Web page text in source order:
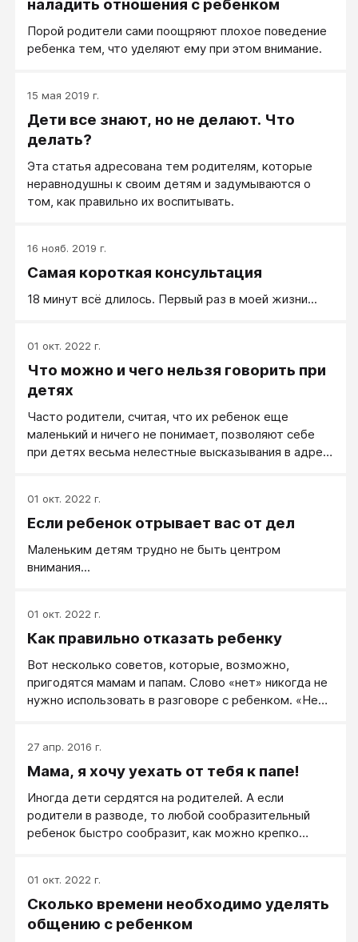
наладить отношения с ребенком
Порой родители сами поощряют плохое поведение
ребенка тем, что уделяют ему при этом внимание.
15 мая 2019 г.
Дети все знают, но не делают. Что
делать?
Эта статья адресована тем родителям, которые
неравнодушны к своим детям и задумываются о
том, как правильно их воспитывать.
16 нояб. 2019 г.
Самая короткая консультация
18 минут всё длилось. Первый раз в моей жизни...
01 окт. 2022 г.
Что можно и чего нельзя говорить при
детях
Часто родители, считая, что их ребенок еще
маленький и ничего не понимает, позволяют себе
при детях весьма нелестные высказывания в адрес
01 окт. 2022 г.
Если ребенок отрывает вас от дел
Маленьким детям трудно не быть центром
внимания...
01 окт. 2022 г.
Как правильно отказать ребенку
Вот несколько советов, которые, возможно,
пригодятся мамам и папам. Слово «нет» никогда не
нужно использовать в разговоре с ребенком. «Нет»
играть с ней. Возможно, что в сознании ребенка
отложится мысль: «В жизни есть вещи, которых я
неопределенно: возможно, вероятно, постараемся,
при условии, что...
27 апр. 2016 г.
Мама, я хочу уехать от тебя к папе!
Иногда дети сердятся на родителей. А если
родители в разводе, то любой сообразительный
ребенок быстро сообразит, как можно крепко
01 окт. 2022 г.
Сколько времени необходимо уделять
общению с ребенком